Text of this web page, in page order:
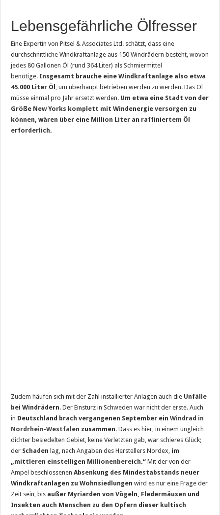
Lebensgefährliche Ölfresser
Eine Expertin von Pitsel & Associates Ltd. schätzt, dass eine
durchschnittliche Windkraftanlage aus 150 Windrädern besteht, wovon
jedes 80 Gallonen Öl (rund 364 Liter) als Schmiermittel
benötige. Insgesamt brauche eine Windkraftanlage also etwa
45.000 Liter Öl
, um überhaupt betrieben werden zu werden. Das Öl
müsse einmal pro Jahr ersetzt werden. Um etwa eine Stadt von der
Größe New Yorks komplett mit Windenergie versorgen zu
können, wären über eine Million Liter an raffiniertem Öl
erforderlich.
Zudem häufen sich mit der Zahl installierter Anlagen auch die Unfälle
bei Windrädern. Der Einsturz in Schweden war nicht der erste. Auch
in Deutschland brach vergangenen September einWindrad in
Nordrhein-Westfalen zusammen. Dass es hier, in einem ungleich
dichter besiedelten Gebiet, keine Verletzten gab, war schieres Glück;
der Schaden lag, nach Angaben des Herstellers Nordex, im
„mittleren einstelligen Millionenbereich.“ Mit der von der
Ampel beschlossenenAbsenkung des Mindestabstands neuer
Windkraftanlagen zu Wohnsiedlungen wird es nur eine Frage der
Zeit sein, bis außer Myriarden von Vögeln, Fledermäusen und
Insekten auch Menschen zu den Opfern dieser kultisch